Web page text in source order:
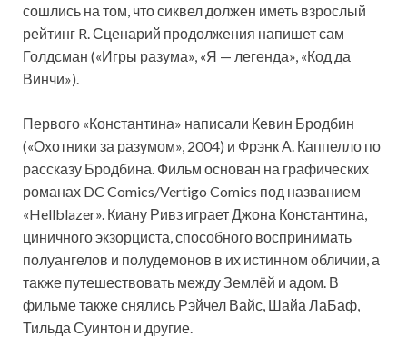
сошлись на том, что сиквел должен иметь взрослый
рейтинг R. Сценарий продолжения напишет сам
Голдсман («Игры разума», «Я — легенда», «Код да
Винчи»).
Первого «Константина» написали Кевин Бродбин
(«Охотники за разумом», 2004) и Фрэнк А. Каппелло по
рассказу Бродбина. Фильм основан на графических
романах DC Comics/Vertigo Comics под названием
«Hellblazer». Киану Ривз играет Джона Константина,
циничного экзорциста, способного воспринимать
полуангелов и полудемонов в их истинном обличии, а
также путешествовать между Землёй и адом. В
фильме также снялись Рэйчел Вайс, Шайа ЛаБаф,
Тильда Суинтон и другие.